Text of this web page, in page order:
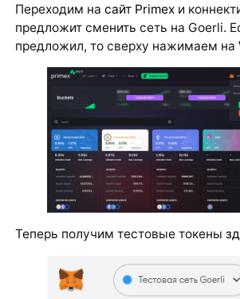
Переходим на сайт Primexи
предложит сменить сеть на Goerli.
предложил, то сверху нажимаем на
Теперь получим тестовые токены